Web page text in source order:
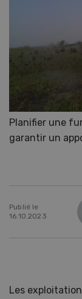
Planifier une
garantir un
Publié le
16.10.2023
Les